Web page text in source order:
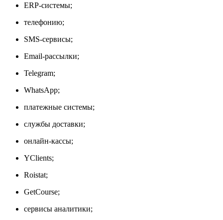
ERP-системы;
телефонию;
SMS-сервисы;
Email-рассылки;
Telegram;
WhatsApp;
платежные системы;
службы доставки;
онлайн-кассы;
YClients;
Roistat;
GetCourse;
сервисы аналитики;